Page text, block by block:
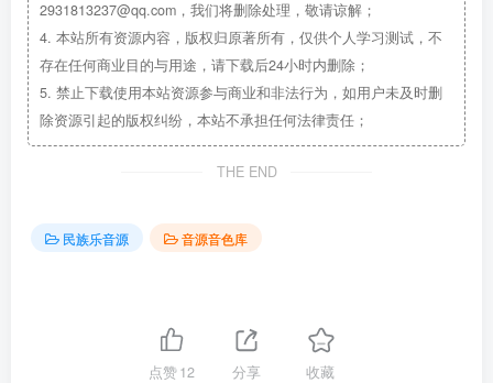
2931813237@qq.com，我们将删除处理，敬请谅解；
4. 本站所有资源内容，版权归原著所有，仅供个人学习测试，不
存在任何商业目的与用途，请下载后24小时内删除；
5. 禁止下载使用本站资源参与商业和非法行为，如用户未及时删
除资源引起的版权纠纷，本站不承担任何法律责任；
THE END
民族乐音源 音源音色库
点赞12 分享 收藏